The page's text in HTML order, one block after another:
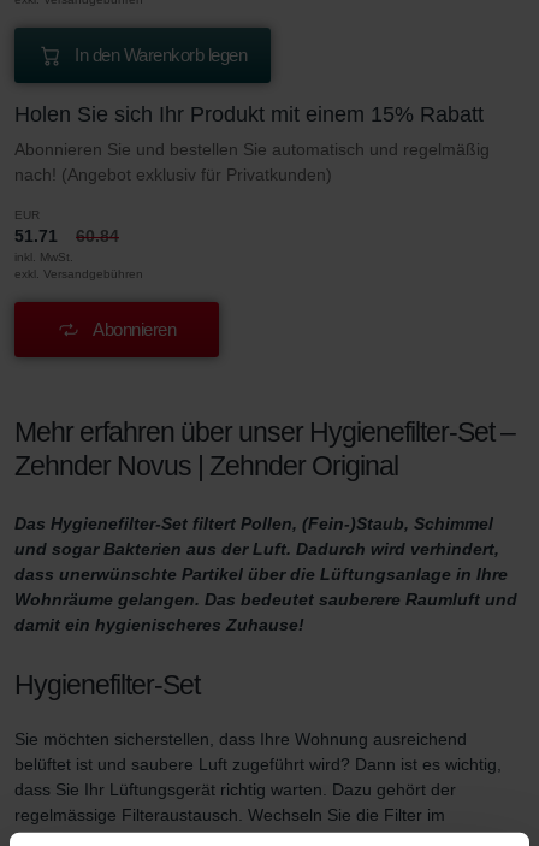
In den Warenkorb legen
Holen Sie sich Ihr Produkt mit einem 15% Rabatt
Abonnieren Sie und bestellen Sie automatisch und regelmäßig
nach! (Angebot exklusiv für Privatkunden)
EUR
51.71 60.84
inkl. MwSt.
exkl. Versandgebühren
Abonnieren
Mehr erfahren über unser Hygienefilter-Set –
Zehnder Novus | Zehnder Original
Das Hygienefilter-Set filtert Pollen, (Fein-)Staub, Schimmel
und sogar Bakterien aus der Luft. Dadurch wird verhindert,
dass unerwünschte Partikel über die Lüftungsanlage in Ihre
Wohnräume gelangen. Das bedeutet sauberere Raumluft und
damit ein hygienischeres Zuhause!
Hygienefilter-Set
Sie möchten sicherstellen, dass Ihre Wohnung ausreichend
belüftet ist und saubere Luft zugeführt wird? Dann ist es wichtig,
dass Sie Ihr Lüftungsgerät richtig warten. Dazu gehört der
regelmässige Filteraustausch. Wechseln Sie die Filter im
Lüftungsgerät mindestens dreimal im Jahr aus und verwenden Sie